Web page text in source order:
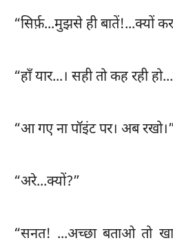
“सिर्फ़...मुझसे ही बातें!...क्यों
“हाँ यार...। सही तो कह रही
“आ गए ना पॉइंट पर। अब रखो।”
“अरे...क्यों?”
“सनत! ...अच्छा बताओ तो